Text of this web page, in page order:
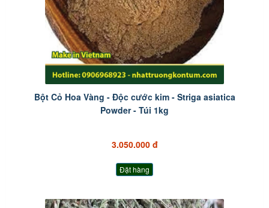
Bột Cỏ Hoa Vàng - Độc cước kim - Striga asiatica
Powder - Túi 1kg
3.050.000 đ
Đặt hàng